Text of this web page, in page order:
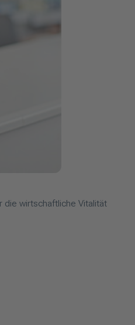
die wirtschaftliche Vitalität